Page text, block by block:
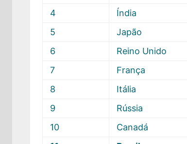
4
Índia
5
Japão
6
Reino Unido
7
França
8
Itália
9
Rússia
10
Canadá